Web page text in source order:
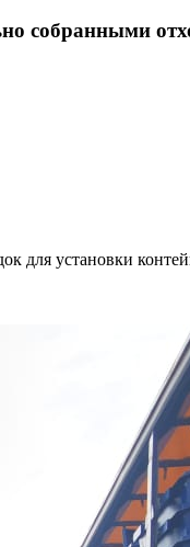
собранными
для установки